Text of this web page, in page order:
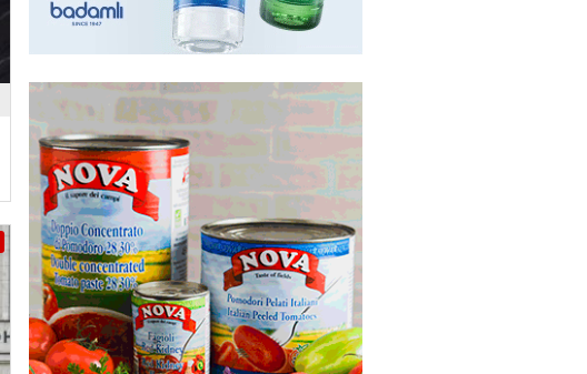
07.08.2026- 13:15 70
Azərbaycanda Media və Yayım Şurası
yaradıldı
07.08.2026- 13:00
GÜNDƏM
Aytən Abdullayevaya yüksək vəzifə
verildi
07.08.2026- 12:45 89
GÜNDƏM
Paşinyan İssık-Kul gölündən gəzinti